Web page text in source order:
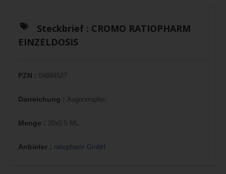
Steckbrief : CROMO RATIOPHARM
EINZELDOSIS
PZN : 04884527
Darreichung : Augentropfen
Menge : 20x0.5 ML
Anbieter : ratiopharm GmbH